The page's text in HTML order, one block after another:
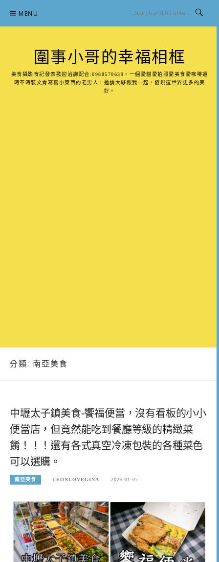
content
MENU
圍事小哥的幸福相框
美食攝影食記發表歡迎洽詢配合:0988570639。一個愛貓愛拍照愛美食愛咖啡還
時不時裝文青寫寫小東西的老男人，邀請大夥跟我一起，發現這世界更多的美
好。
分類: 南亞美食
中壢太子鎮美食-饗福便當，沒有看板的小小
便當店，但竟然能吃到餐廳等級的精緻菜
餚！！！還有各式真空冷凍包裝的各種菜色
可以選購。
南亞美食 LEONLOVEGINA 2025-01-07